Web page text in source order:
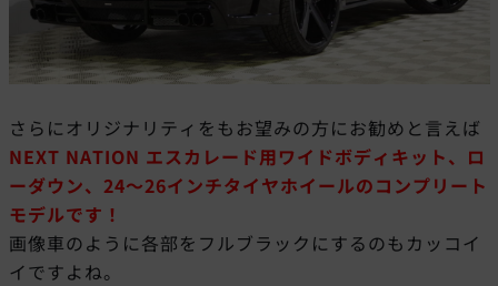
さらにオリジナリティをもお望みの方にお勧めと言えば
NEXT NATION エスカレード用ワイドボディキット、ロ
ーダウン、24～26インチタイヤホイールのコンプリート
モデルです！
画像車のように各部をフルブラックにするのもカッコイ
イですよね。